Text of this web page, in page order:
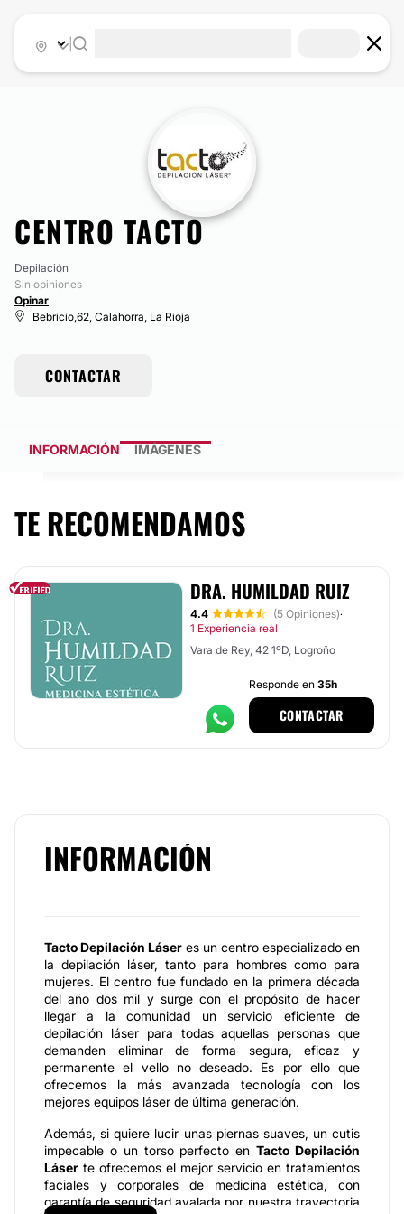
CENTRO TACTO
Depilación
Sin opiniones
Opinar
Bebricio,62, Calahorra, La Rioja
CONTACTAR
INFORMACIÓN IMÁGENES
TE RECOMENDAMOS
DRA. HUMILDAD RUIZ
4.4 (5 Opiniones)·
1 Experiencia real
Vara de Rey, 42 1ºD, Logroño
Responde en 35h
CONTACTAR
INFORMACIÓN
Tacto Depilación Láser es un centro especializado en
la depilación láser, tanto para hombres como para
mujeres. El centro fue fundado en la primera década
del año dos mil y surge con el propósito de hacer
llegar a la comunidad un servicio eficiente de
depilación láser para todas aquellas personas que
demanden eliminar de forma segura, eficaz y
permanente el vello no deseado. Es por ello que
ofrecemos la más avanzada tecnología con los
mejores equipos láser de última generación.
Además, si quiere lucir unas piernas suaves, un cutis
impecable o un torso perfecto enTacto Depilación
Láser te ofrecemos el mejor servicio en tratamientos
faciales y corporales de medicina estética, con
garantía de seguridad avalada por nuestra trayectoria